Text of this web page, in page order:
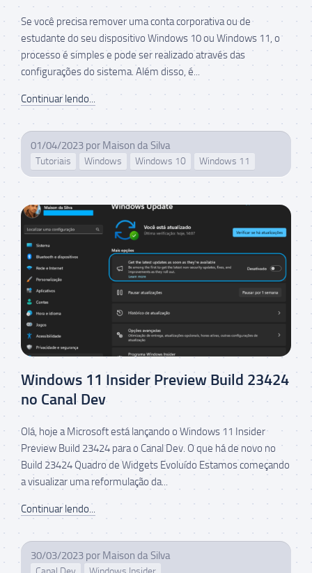
Se você precisa remover uma conta corporativa ou de
estudante do seu dispositivo Windows 10 ou Windows 11, o
processo é simples e pode ser realizado através das
configurações do sistema. Além disso, é...
Continuar lendo...
01/04/2023 por Maison da Silva
Tutoriais Windows Windows 10 Windows 11
Windows 11 Insider Preview Build 23424
no Canal Dev
Olá, hoje a Microsoft está lançando o Windows 11 Insider
Preview Build 23424 para o Canal Dev. O que há de novo no
Build 23424 Quadro de Widgets Evoluído Estamos começando
a visualizar uma reformulação da...
Continuar lendo...
30/03/2023 por Maison da Silva